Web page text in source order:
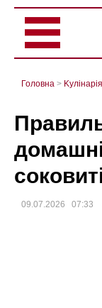
Головна > Kулінарія
09.07.2026 07:33